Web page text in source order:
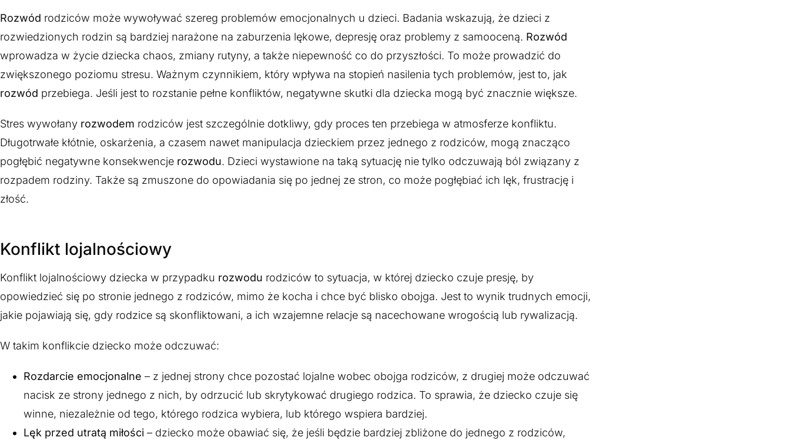
Rozwód rodziców może wywoływać szereg problemów emocjonalnych u dzieci. Badania wskazują, że dzieci z
rozwiedzionych rodzin są bardziej narażone na zaburzenia lękowe, depresję oraz problemy z samooceną. Rozwód
wprowadza w życie dziecka chaos, zmiany rutyny, a także niepewność co do przyszłości. To może prowadzić do
zwiększonego poziomu stresu. Ważnym czynnikiem, który wpływa na stopień nasilenia tych problemów, jest to, jak
rozwód przebiega. Jeśli jest to rozstanie pełne konfliktów, negatywne skutki dla dziecka mogą być znacznie większe.
Stres wywołany rozwodem rodziców jest szczególnie dotkliwy, gdy proces ten przebiega w atmosferze konfliktu.
Długotrwałe kłótnie, oskarżenia, a czasem nawet manipulacja dzieckiem przez jednego z rodziców, mogą znacząco
pogłębić negatywne konsekwencje rozwodu. Dzieci wystawione na taką sytuację nie tylko odczuwają ból związany z
rozpadem rodziny. Także są zmuszone do opowiadania się po jednej ze stron, co może pogłębiać ich lęk, frustrację i
złość.
Konflikt lojalnościowy
Konflikt lojalnościowy dziecka w przypadku rozwodu rodziców to sytuacja, w której dziecko czuje presję, by
opowiedzieć się po stronie jednego z rodziców, mimo że kocha i chce być blisko obojga. Jest to wynik trudnych emocji,
jakie pojawiają się, gdy rodzice są skonfliktowani, a ich wzajemne relacje są nacechowane wrogością lub rywalizacją.
W takim konflikcie dziecko może odczuwać:
Rozdarcie emocjonalne – z jednej strony chce pozostać lojalne wobec obojga rodziców, z drugiej może odczuwać
nacisk ze strony jednego z nich, by odrzucić lub skrytykować drugiego rodzica. To sprawia, że dziecko czuje się
winne, niezależnie od tego, którego rodzica wybiera, lub którego wspiera bardziej.
Lęk przed utratą miłości – dziecko może obawiać się, że jeśli będzie bardziej zbliżone do jednego z rodziców,